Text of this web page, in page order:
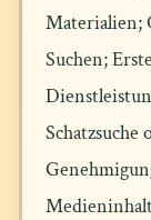
Materialien;
Suchen;
Schatzsuche